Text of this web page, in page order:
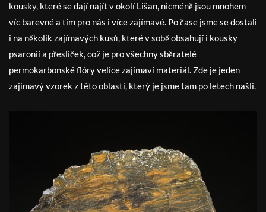
kousky, které se dají najít v okolí Lišan, nicméně jsou mnohem
víc barevné a tím pro nás i více zajímavé. Po čase jsme se dostali
i na několik zajímavých kusů, které v sobě obsahují i kousky
psaronií a přesliček, což je pro všechny sběratelé
permokarbonské flóry velice zajímaví materiál. Zde je jeden
zajímavý vzorek z této oblasti, který je jsme tam po letech našli.